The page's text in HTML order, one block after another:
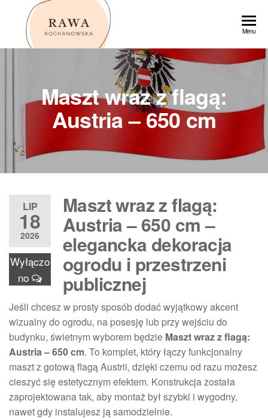
Przejdź
Menu
Maszt wraz z flagą:
Austria – 650 cm
LIP
18
2026
Wyłączo
no
Maszt wraz z flagą:
Austria – 650 cm –
elegancka dekoracja
ogrodu i przestrzeni
publicznej
Jeśli chcesz w prosty sposób dodać wyjątkowy akcent
wizualny do ogrodu, na posesję lub przy wejściu do
budynku, świetnym wyborem będzie Maszt wraz z flagą:
Austria – 650 cm. To komplet, który łączy funkcjonalny
maszt z gotową flagą Austrii, dzięki czemu od razu możesz
cieszyć się estetycznym efektem. Konstrukcja została
zaprojektowana tak, aby montaż był szybki i wygodny,
nawet gdy instalujesz ją samodzielnie.